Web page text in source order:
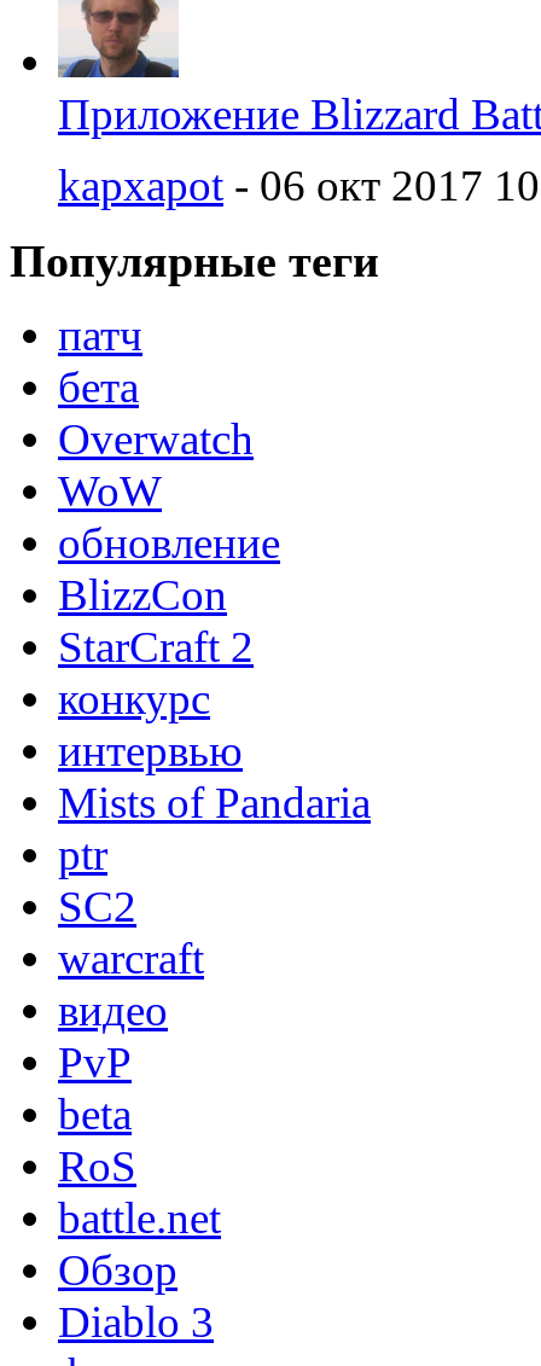
Приложение Blizzard
kapxapot - 06 окт 2017
Популярные теги
патч
бета
Overwatch
WoW
обновление
BlizzCon
StarCraft 2
конкурс
интервью
Mists of Pandaria
ptr
SC2
warcraft
видео
PvP
beta
RoS
battle.net
Обзор
Diablo 3